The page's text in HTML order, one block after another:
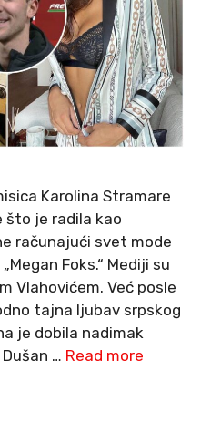
Karolina Stramare
što je radila kao
računajući svet mode
Foks.“ Mediji su
Vlahovićem. Već posle
tajna ljubav srpskog
je dobila nadimak
Dušan … Read more